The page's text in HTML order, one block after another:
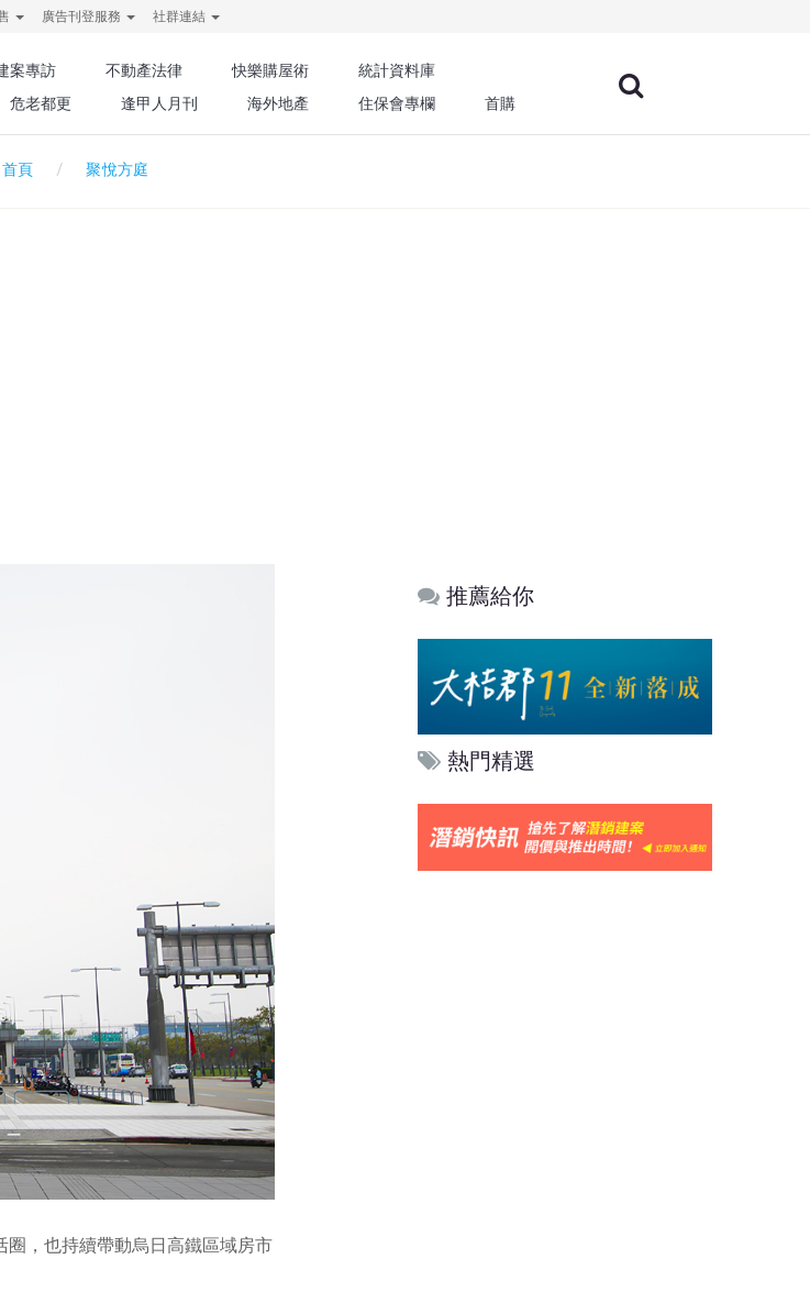
廣告刊登服務 社群連結
案專訪 不動產法律 快樂購屋術
統計資料庫
危老都更 逢甲人月刊 海外地產 住保會專欄 首購
首頁 聚悅方庭
圈，也持續帶動烏日高鐵區域房市
推薦給你
熱門精選